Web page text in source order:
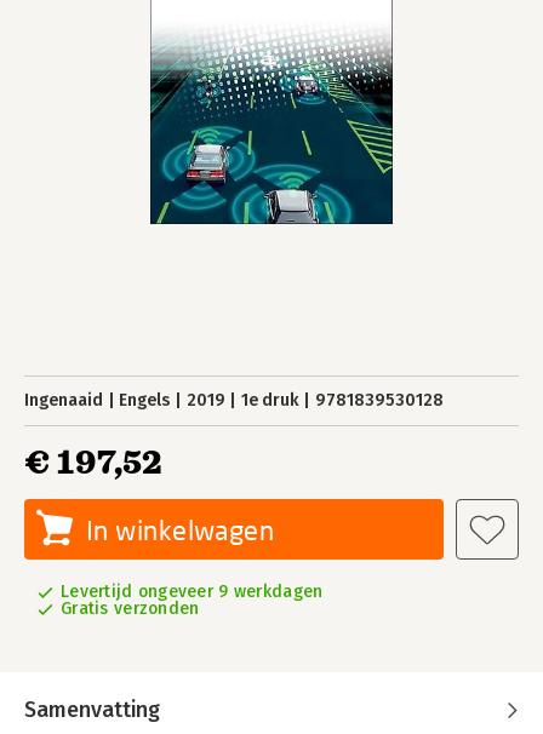
Ingenaaid Engels 2019 1e druk 9781839530128
€ 197,52
In winkelwagen
Levertijd ongeveer 9 werkdagen
Gratis verzonden
Samenvatting